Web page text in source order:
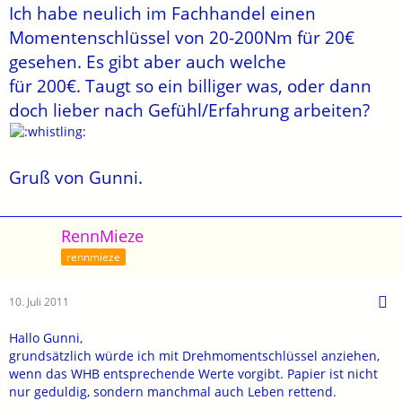
Ich habe neulich im Fachhandel einen
Momentenschlüssel von 20-200Nm für 20€
gesehen. Es gibt aber auch welche
für 200€. Taugt so ein billiger was, oder dann
doch lieber nach Gefühl/Erfahrung arbeiten?
Gruß von Gunni.
RennMieze
rennmieze
10. Juli 2011
Hallo Gunni,
grundsätzlich würde ich mit Drehmomentschlüssel anziehen,
wenn das WHB entsprechende Werte vorgibt. Papier ist nicht
nur geduldig, sondern manchmal auch Leben rettend.